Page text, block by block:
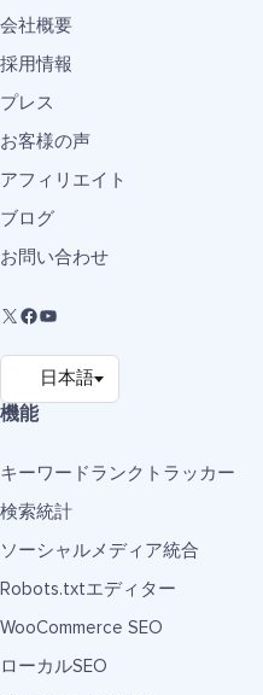
会社概要
採用情報
プレス
お客様の声
アフィリエイト
ブログ
お問い合わせ
機能
キーワードランクトラッカー
検索統計
ソーシャルメディア統合
Robots.txtエディター
WooCommerce SEO
ローカルSEO